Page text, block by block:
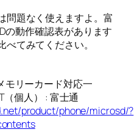
題なく使えますよ。富
の動作確認表があります
てみてください。
リーカード対応一
（個人） : 富士通
product/phone/microsd/?